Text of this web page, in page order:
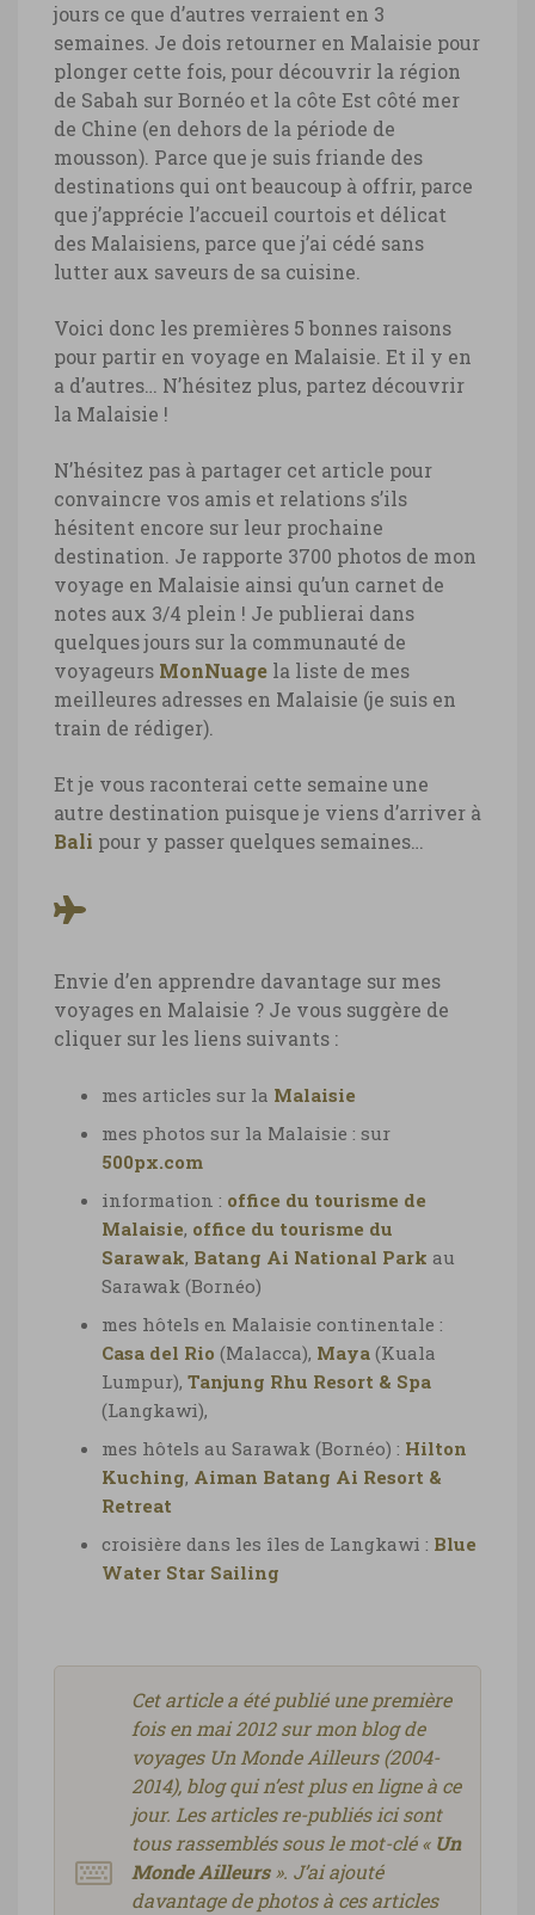
jours ce que d’autres verraient en 3
semaines. Je dois retourner en Malaisie pour
plonger cette fois, pour découvrir la région
de Sabah sur Bornéo et la côte Est côté mer
de Chine (en dehors de la période de
mousson). Parce que je suis friande des
destinations qui ont beaucoup à offrir, parce
que j’apprécie l’accueil courtois et délicat
des Malaisiens, parce que j’ai cédé sans
lutter aux saveurs de sa cuisine.
Voici donc les premières 5 bonnes raisons
pour partir en voyage en Malaisie. Et il y en
a d’autres… N’hésitez plus, partez découvrir
la Malaisie !
N’hésitez pas à partager cet article pour
convaincre vos amis et relations s’ils
hésitent encore sur leur prochaine
destination. Je rapporte 3700 photos de mon
voyage en Malaisie ainsi qu’un carnet de
notes aux 3/4 plein ! Je publierai dans
quelques jours sur la communauté de
voyageurs MonNuage la liste de mes
meilleures adresses en Malaisie (je suis en
train de rédiger).
Et je vous raconterai cette semaine une
autre destination puisque je viens d’arriver à
Bali pour y passer quelques semaines…
Envie d’en apprendre davantage sur mes
voyages en Malaisie ? Je vous suggère de
cliquer sur les liens suivants :
mes articles sur la Malaisie
mes photos sur la Malaisie : sur
500px.com
information : office du tourisme de
Malaisie, office du tourisme du
Sarawak, Batang Ai National Park au
Sarawak (Bornéo)
mes hôtels en Malaisie continentale :
Casa del Rio (Malacca), Maya (Kuala
Lumpur), Tanjung Rhu Resort & Spa
(Langkawi),
mes hôtels au Sarawak (Bornéo) : Hilton
Kuching, Aiman Batang Ai Resort &
Retreat
croisière dans les îles de Langkawi : Blue
Water Star Sailing
Cet article a été publié une première
fois en mai 2012 sur mon blog de
voyages Un Monde Ailleurs (2004-
2014), blog qui n’est plus en ligne à ce
jour. Les articles re-publiés ici sont
tous rassemblés sous le mot-clé « Un
Monde Ailleurs». J’ai ajouté
davantage de photos à ces articles